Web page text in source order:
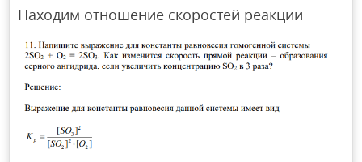
Находим отношение скоростей реакции